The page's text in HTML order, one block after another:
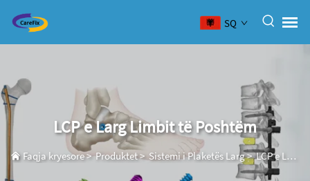
SQ
LCP e Larg Limbit të Poshtëm
Faqja kryesore>Produktet> Sistemi i Plaketës Larg>LCP e Larg Limbit të Poshtëm